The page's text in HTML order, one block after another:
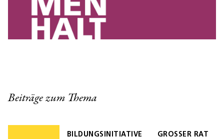
Beiträge zum Thema
BILDUNGSINITIATIVE GROSSER RAT